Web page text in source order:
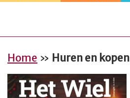
Home » Huren en kopen